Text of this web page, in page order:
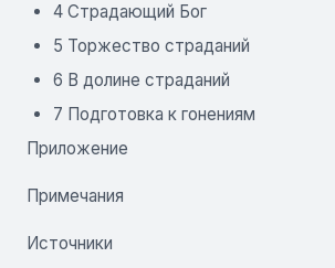
4 Страдающий Бог
5 Торжество страданий
6 В долине страданий
7 Подготовка к гонениям
Приложение
Примечания
Источники